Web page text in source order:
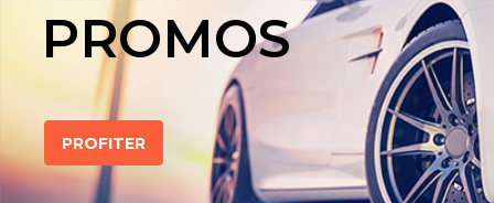
PROMOS
PROFITER